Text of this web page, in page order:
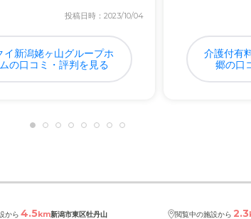
投稿日時：2023/10/04
イ新潟姥ヶ山グループホ
の口コミ・評判を見る
介護付有
郷の口
から 4.5km新潟市東区牡丹山 閲覧中の施設から 2.3